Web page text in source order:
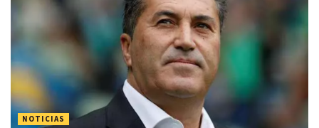
NOTICIAS